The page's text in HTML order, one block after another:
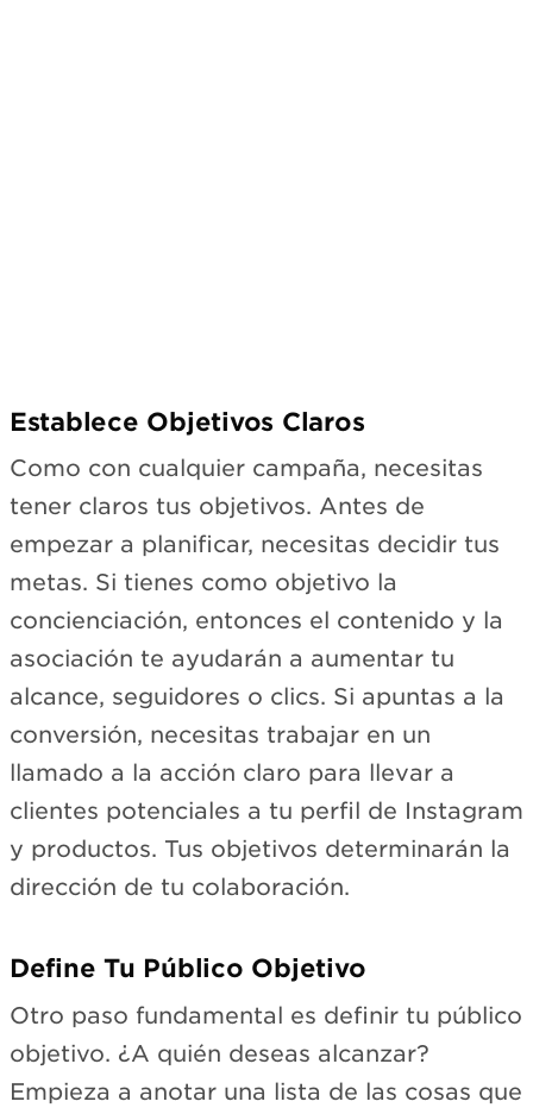
Establece Objetivos Claros
Como con cualquier campaña, necesitas
tener claros tus objetivos. Antes de
empezar a planificar, necesitas decidir tus
metas. Si tienes como objetivo la
concienciación, entonces el contenido y la
asociación te ayudarán a aumentar tu
alcance, seguidores o clics. Si apuntas a la
conversión, necesitas trabajar en un
llamado a la acción claro para llevar a
clientes potenciales a tu perfil de Instagram
y productos. Tus objetivos determinarán la
dirección de tu colaboración.
Define Tu Público Objetivo
Otro paso fundamental es definir tu público
objetivo. ¿A quién deseas alcanzar?
Empieza a anotar una lista de las cosas que